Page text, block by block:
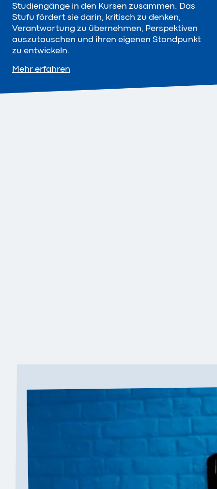
Studiengänge in den Kursen zusammen. Das
Stufu fördert sie darin, kritisch zu denken,
Verantwortung zu übernehmen, Perspektiven
auszutauschen und ihren eigenen Standpunkt
zu entwickeln.
Mehr erfahren